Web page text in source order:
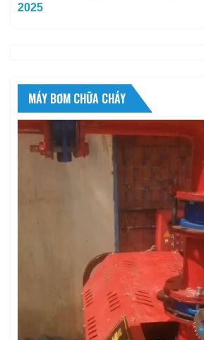
2025
MÁY BƠM CHỮA CHÁY
Trình
chơi